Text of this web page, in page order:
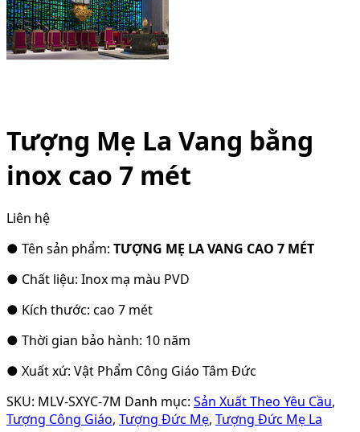
Tượng Mẹ La Vang bằng
inox cao 7 mét
Liên hệ
● Tên sản phẩm: TƯỢNG MẸ LA VANG CAO 7 MÉT
● Chất liệu: Inox mạ màu PVD
● Kích thước: cao 7 mét
● Thời gian bảo hành: 10 năm
● Xuất xứ: Vật Phẩm Công Giáo Tâm Đức
SKU: MLV-SXYC-7M Danh mục: Sản Xuất Theo Yêu Cầu,
Tượng Công Giáo, Tượng Đức Mẹ, Tượng Đức Mẹ La